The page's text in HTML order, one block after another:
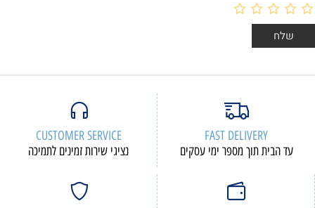
FAST DELIVERY
עד הבית תוך מספר ימי עסקים
CUSTOMER SERVICE
נציגי שירות זמינים לתמיכה